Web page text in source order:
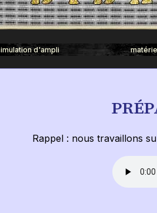
d'ampli
Rappel : nous travaillons